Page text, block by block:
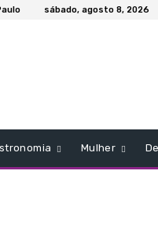
sábado, agosto 8, 2026
Mulher